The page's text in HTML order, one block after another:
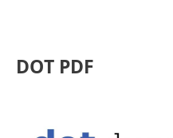
DOT PDF